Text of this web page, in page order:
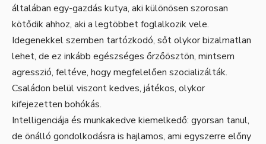
általában egy-gazdás kutya, aki különösen szorosan
kötődik ahhoz, aki a legtöbbet foglalkozik vele.
Idegenekkel szemben tartózkodó, sőt olykor bizalmatlan
lehet, de ez inkább egészséges őrzőösztön, mintsem
agresszió, feltéve, hogy megfelelően szocializálták.
Családon belül viszont kedves, játékos, olykor
kifejezetten bohókás.
Intelligenciája és munkakedve kiemelkedő: gyorsan tanul,
de önálló gondolkodásra is hajlamos, ami egyszerre előny